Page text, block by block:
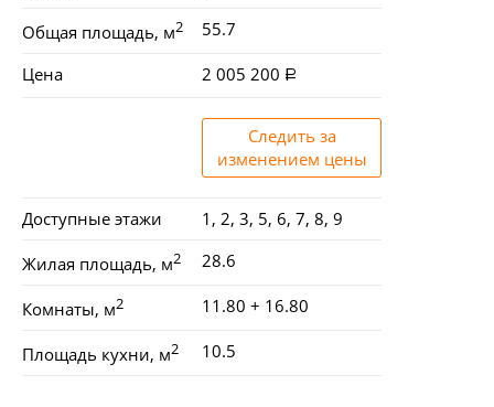
Общая площадь, м2 55.7
Цена 2 005 200
Следить за
изменением цены
Доступные этажи 1, 2, 3, 5, 6, 7, 8, 9
Жилая площадь, м2 28.6
Комнаты, м2 11.80 + 16.80
Площадь кухни, м2 10.5